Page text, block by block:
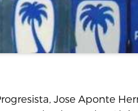
Jose Aponte